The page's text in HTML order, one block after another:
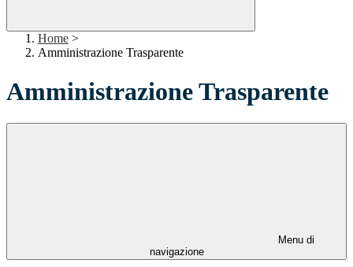
Home >
Amministrazione Trasparente
Amministrazione Trasparente
Menu di
navigazione